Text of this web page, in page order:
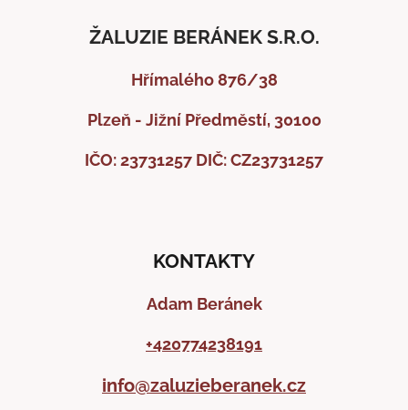
ŽALUZIE BERÁNEK S.R.O.
Hřímalého 876/38
Plzeň - Jižní Předměstí, 30100
IČO: 23731257 DIČ: CZ23731257
KONTAKTY
Adam Beránek
+420774238191
info@zaluzieberanek.cz